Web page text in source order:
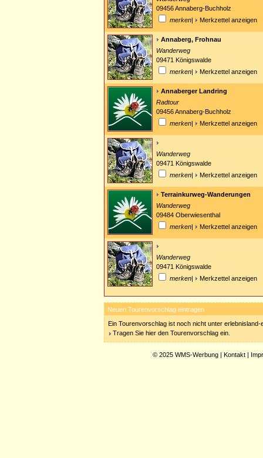
09456 Annaberg-Buchholz
merken| Merkzettel anzeigen
Annaberg, Frohnau
Wanderweg
09471 Königswalde
merken| Merkzettel anzeigen
Annaberger Landring
Radtour
09456 Annaberg-Buchholz
merken| Merkzettel anzeigen
Wanderweg
09471 Königswalde
merken| Merkzettel anzeigen
Terrainkurweg-Wanderungen
Wanderweg
09484 Oberwiesenthal
merken| Merkzettel anzeigen
Wanderweg
09471 Königswalde
merken| Merkzettel anzeigen
Neuen Tourenvorschlag eintragen
Ein Tourenvorschlag ist noch nicht unter
Tragen Sie hier den Tourenvorschlag ein.
© 2025 WMS-Werbung | Kontakt |